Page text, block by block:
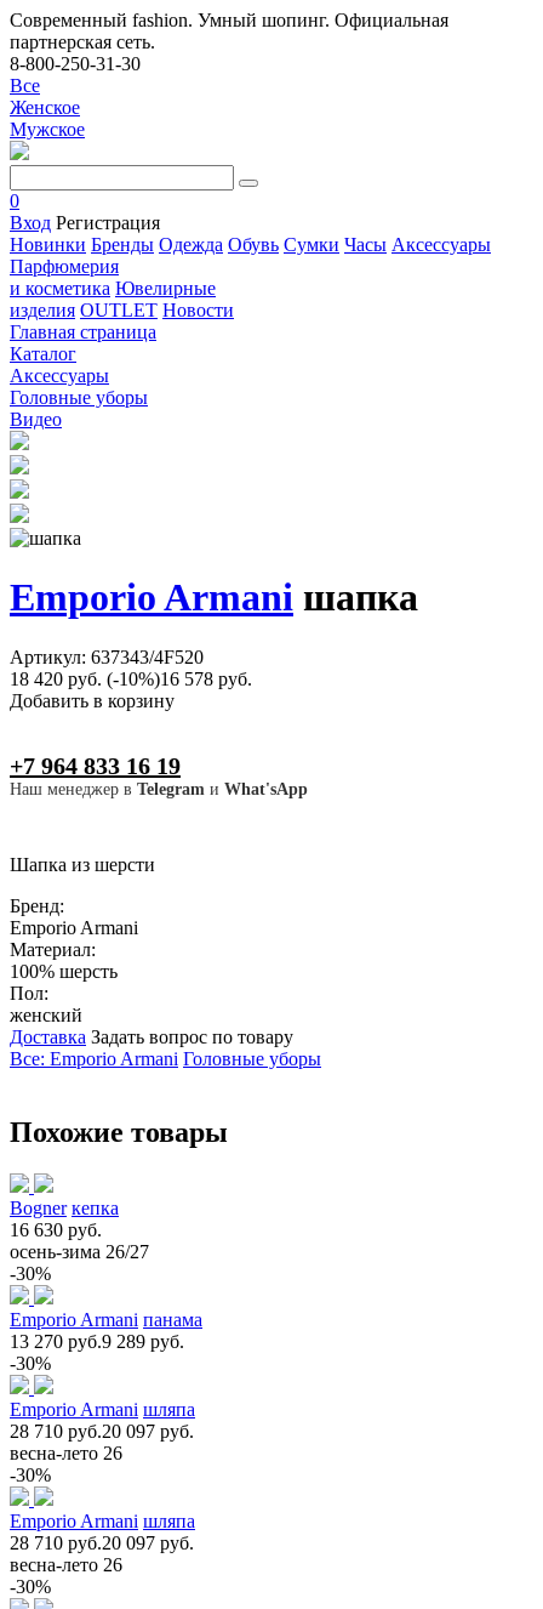
Современный fashion. Умный шопинг. Официальная
партнерская сеть.
8-800-250-31-30
Все
Женское
Мужское
0
Вход Регистрация
Новинки Бренды Одежда Обувь Сумки Часы Аксессуары
Парфюмерия
и косметика Ювелирные
изделия OUTLET Новости
Главная страница
Каталог
Аксессуары
Головные уборы
Видео
Emporio Armani шапка
Артикул: 637343/4F520
18 420 руб. (-10%)16 578 руб.
Добавить в корзину
+7 964 833 16 19
Наш менеджер в Telegram и What'sApp
Шапка из шерсти
Бренд:
Emporio Armani
Материал:
100% шерсть
Пол:
женский
Доставка Задать вопрос по товару
Все: Emporio Armani Головные уборы
Похожие товары
Bogner кепка
16 630 руб.
осень-зима 26/27
-30%
Emporio Armani панама
13 270 руб.9 289 руб.
-30%
Emporio Armani шляпа
28 710 руб.20 097 руб.
весна-лето 26
-30%
Emporio Armani шляпа
28 710 руб.20 097 руб.
весна-лето 26
-30%